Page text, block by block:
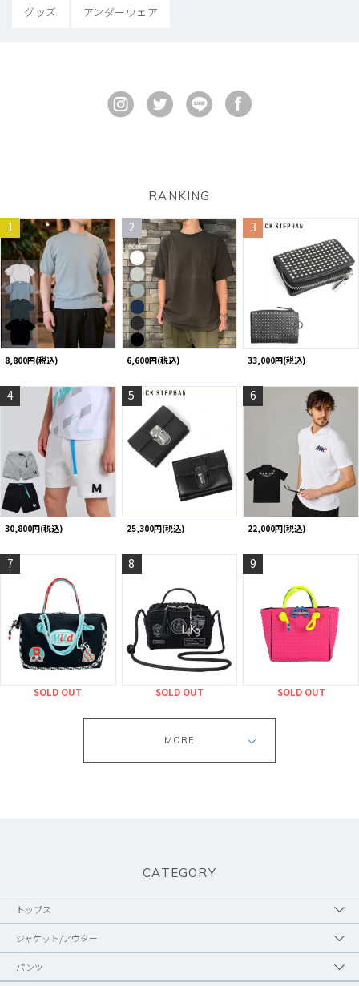
グッズ アンダーウェア
RANKING
1
8,800円(税込)
2
6,600円(税込)
3
33,000円(税込)
4
30,800円(税込)
5
25,300円(税込)
6
22,000円(税込)
7
SOLD OUT
8
SOLD OUT
9
SOLD OUT
MORE
CATEGORY
トップス
ジャケット/アウター
パンツ